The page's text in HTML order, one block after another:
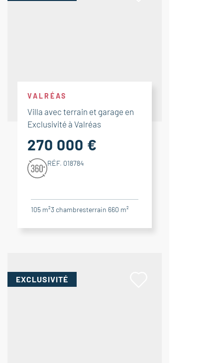
VALRÉAS
Villa avec terrain et garage en
Exclusivité à Valréas
270 000 €
RÉF. 018784
105 m²3 chambresterrain 660 m²
EXCLUSIVITÉ